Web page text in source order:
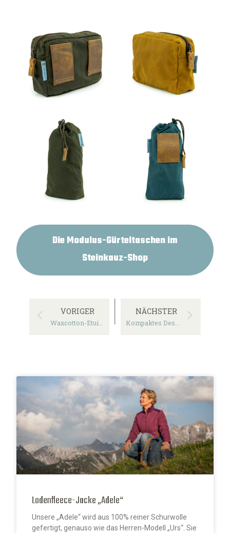
Die Modulus-Gürteltaschen im
Steinkauz-Shop
VORIGER NÄCHSTER
Lodenfleece-Jacke „Adele“
Unsere „Adele“ wird aus 100% reiner Schurwolle
gefertigt, genauso wie das Herren-Modell „Urs“. Sie